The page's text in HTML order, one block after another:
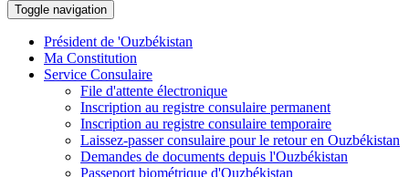
Toggle navigation
Président de 'Ouzbékistan
Ma Constitution
Service Consulaire
File d'attente électronique
Inscription au registre consulaire permanent
Inscription au registre consulaire temporaire
Laissez-passer consulaire pour le retour en Ouzbékistan
Demandes de documents depuis l'Ouzbékistan
Passeport biométrique d'Ouzbékistan